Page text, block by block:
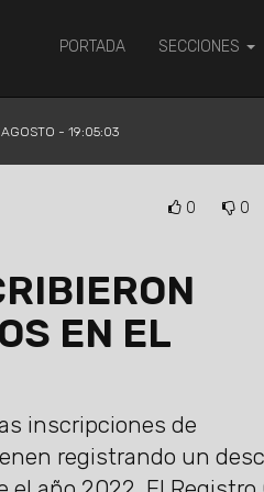
PORTADA SECCIONES
AGOSTO - 19:05:03
0 0
EN EL
inscripciones de
registrando un